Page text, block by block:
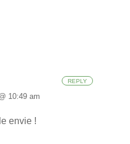
10:49 am
envie !
REPLY